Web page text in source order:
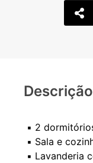
Descrição
▪️ 2
▪️ Sala e
▪️ Lavanderia